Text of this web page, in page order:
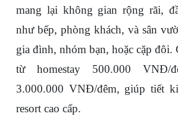
mang lại không gian rộng rãi,
như bếp, phòng khách, và sân
gia đình, nhóm bạn, hoặc cặp đôi.
từ homestay 500.000 VNĐ/
3.000.000 VNĐ/đêm, giúp tiết
resort cao cấp.